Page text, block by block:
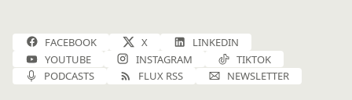
FACEBOOK X
LINKEDIN
YOUTUBE
INSTAGRAM
TIKTOK
PODCASTS
FLUX RSS NEWSLETTER